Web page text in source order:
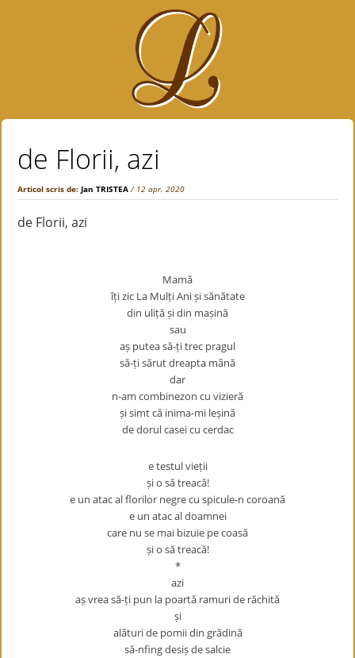
de Florii, azi
Articol scris de:Jan TRISTEA / 12 apr. 2020
de Florii, azi
Mamă
îți zic La Mulți Ani și sănătate
din uliță și din mașină
sau
aș putea să-ți trec pragul
să-ți sărut dreapta mână
dar
n-am combinezon cu vizieră
și simt că inima-mi leșină
de dorul casei cu cerdac
e testul vieții
și o să treacă!
e un atac al florilor negre cu spicule-n coroană
e un atac al doamnei
care nu se mai bizuie pe coasă
și o să treacă!
*
azi
aș vrea să-ți pun la poartă ramuri de răchită
și
alături de pomii din grădină
să-nfing desiș de salcie